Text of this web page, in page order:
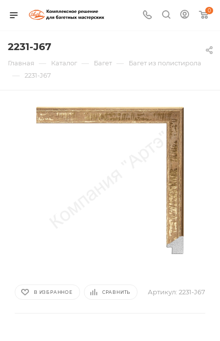
0
2231-J67
Главная — Каталог — Багет — Багет из полистирола
— 2231-J67
В ИЗБРАННОЕ СРАВНИТЬ Артикул: 2231-J67